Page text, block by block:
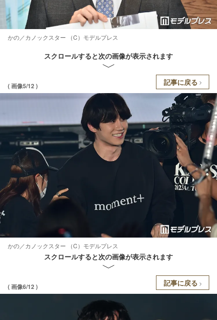
かの／カノックスター （C）モデルプレス
スクロールすると次の画像が表示されます
( 画像5/12 ) 記事に戻る
かの／カノックスター （C）モデルプレス
スクロールすると次の画像が表示されます
( 画像6/12 ) 記事に戻る